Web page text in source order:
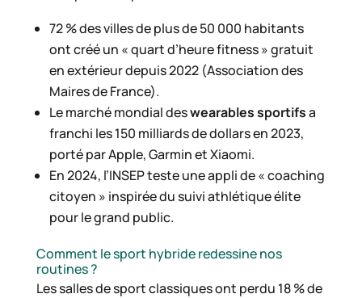
72 % des villes de plus de 50 000 habitants
ont créé un « quart d’heure fitness » gratuit
en extérieur depuis 2022 (Association des
Maires de France).
Le marché mondial deswearables sportifsa
franchi les 150 milliards de dollars en 2023,
porté par Apple, Garmin et Xiaomi.
En 2024, l’INSEP teste une appli de « coaching
citoyen » inspirée du suivi athlétique élite
pour le grand public.
Comment le sport hybride redessine nos
routines ?
Les salles de sport classiques ont perdu 18 % de